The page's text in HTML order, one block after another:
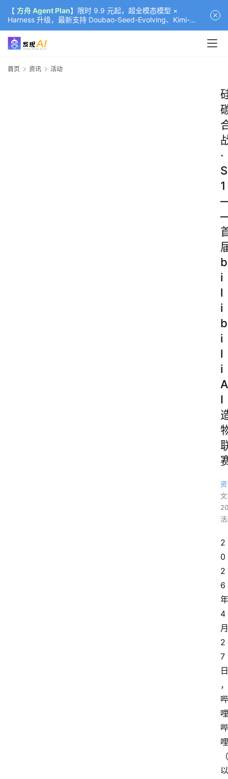
【 方舟 Agent Plan】限时 9.9 元起，超全模态模型 ×
Harness 升级，最新支持 Doubao-Seed-Evolving、Kimi-
K3（部分）、GLM-5.2
首页 资讯 活动
·
S
1
b
i
l
i
b
i
l
i
A
I
2
0
2
6
年
4
月
2
7
日
，
哔
哩
哔
哩
（
以